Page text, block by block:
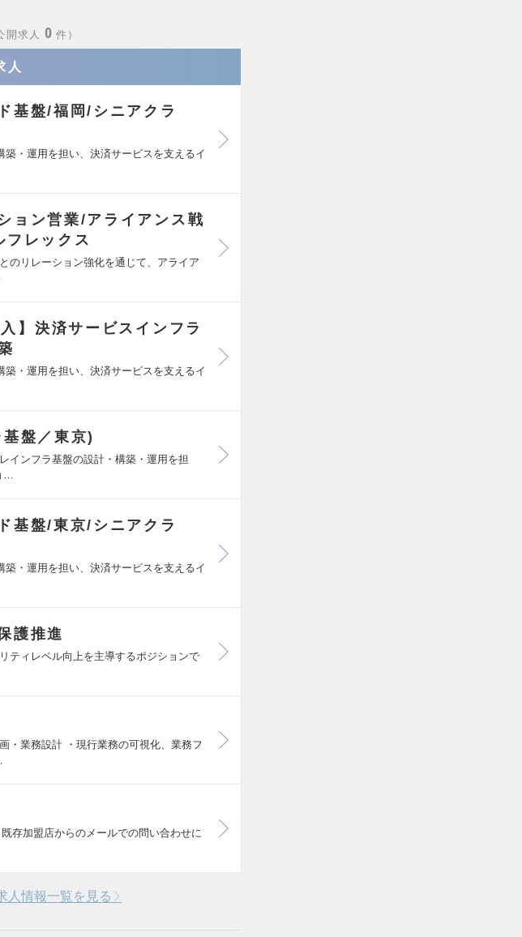
開求人 0 件
人
基盤/福岡/シニアクラ
・運用を担い、決済サービスを支えるイ
ョン営業/アライアンス戦
レックス
のリレーション強化を通じて、アライア
】決済サービスインフラ
・運用を担い、決済サービスを支えるイ
盤／東京)
インフラ基盤の設計・構築・運用を担
…
基盤/東京/シニアクラ
・運用を担い、決済サービスを支えるイ
護推進
ティレベル向上を主導するポジションで
・業務設計 ・現行業務の可視化、業務フ
存加盟店からのメールでの問い合わせに
人情報一覧を見る